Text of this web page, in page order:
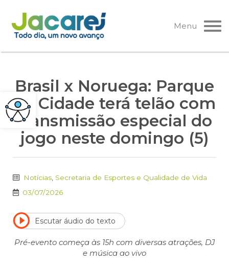
Pular
para
o
Menu
Brasil x Noruega: Parque
da Cidade terá telão com
transmissão especial do
jogo neste domingo (5)
Notícias Secretaria de Esportes e Qualidade de Vida
03/07/2026
Escutar áudio do texto
Pré-evento começa às 15h com diversas atrações, DJ
e música ao vivo